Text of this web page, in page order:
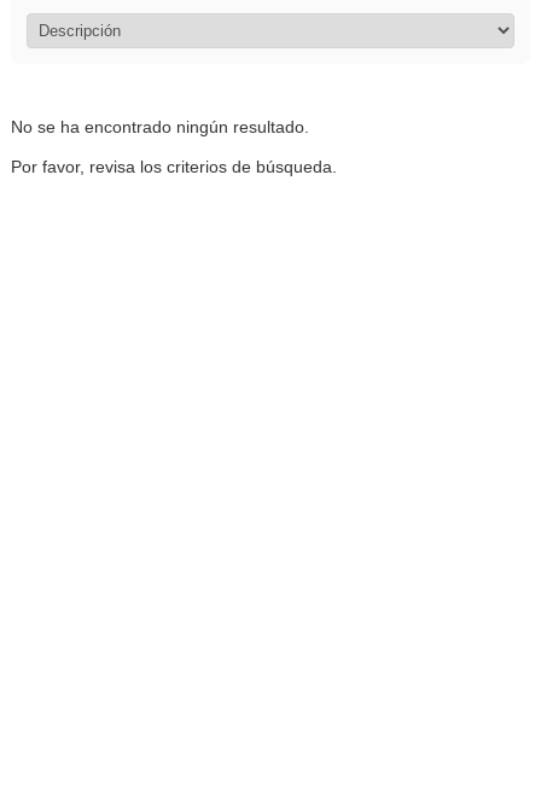
No se ha encontrado ningún resultado.
Por favor, revisa los criterios de búsqueda.